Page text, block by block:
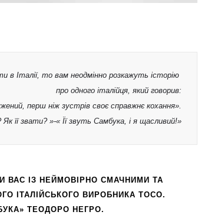
в Італії, то вам неодмінно розкажуть історію
про одного італійця, який говорив:
перш ніж зустрів своє справжнє кохання».
її звати? »-« Її звуть Самбука, і я щасливий!»
ВАС ІЗ НЕЙМОВІРНО СМАЧНИМИ ТА
ІТАЛІЙСЬКОГО ВИРОБНИКА ТОСО.
ТЕОДОРО НЕГРО.